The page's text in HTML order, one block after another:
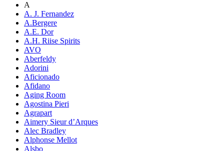
A
A. J. Fernandez
A.Bergere
A.E. Dor
A.H. Riise Spirits
AVO
Aberfeldy
Adorini
Aficionado
Afidano
Aging Room
Agostina Pieri
Agrapart
Aimery Sieur d’Arques
Alec Bradley
Alphonse Mellot
Alsbo